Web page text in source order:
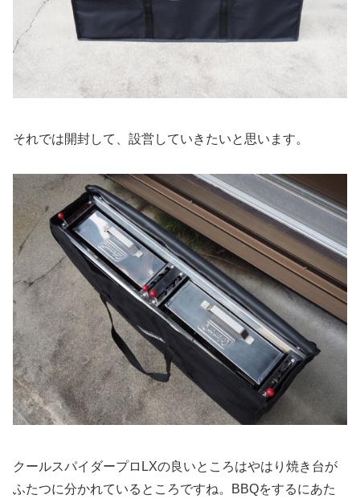
それでは開封して、設営していきたいと思います。
クールスパイダープロLXの良いところはやはり焼き台が
ふたつに分かれているところですね。BBQをするにあた